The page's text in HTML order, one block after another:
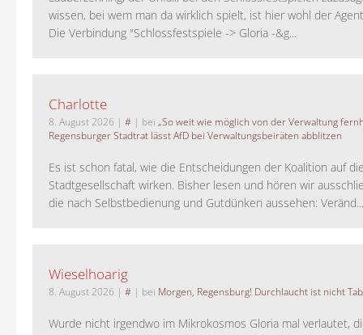
wissen, bei wem man da wirklich spielt, ist hier wohl der
Die Verbindung "Schlossfestspiele -> Gloria -&g...
Charlotte
8. August 2026 | # | bei „So weit wie möglich von der Verwaltung
Regensburger Stadtrat lässt AfD bei Verwaltungsbeiräten abblitzen
Es ist schon fatal, wie die Entscheidungen der Koalition auf
Stadtgesellschaft wirken. Bisher lesen und hören wir
die nach Selbstbedienung und Gutdünken aussehen: Veränd...
Wieselhoarig
8. August 2026 | # | bei Morgen, Regensburg! Durchlaucht ist nicht
Wurde nicht irgendwo im Mikrokosmos Gloria mal verlautet,